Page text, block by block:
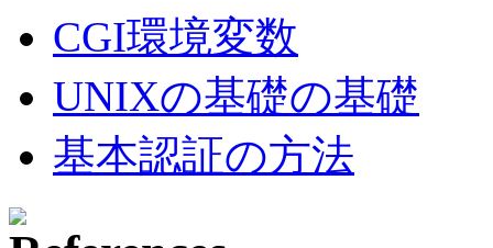
CGI環境変数
UNIXの基礎の基礎
基本認証の方法